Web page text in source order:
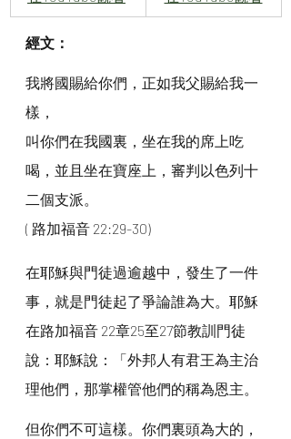
經文：
我將國賜給你們，正如我父賜給我一
樣，
叫你們在我國裏，坐在我的席上吃
喝，並且坐在寶座上，審判以色列十
二個支派。
( 路加福音 22:29-30)
在耶穌與門徒過逾越中，發生了一件
事，就是門徒起了爭論誰為大。耶穌
在路加福音 22章25至27節教訓門徒
說：耶穌說：「外邦人有君王為主治
理他們，那掌權管他們的稱為恩主。
但你們不可這樣。你們裏頭為大的，